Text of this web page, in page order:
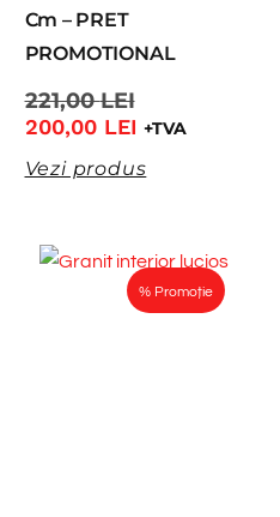
Cm – PRET
PROMOTIONAL
221,00LEI
200,00 LEI +TVA
Vezi produs
% Promoție